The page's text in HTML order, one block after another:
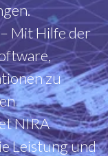
Mit Hilfe der
zu
NIRA
Leistung und